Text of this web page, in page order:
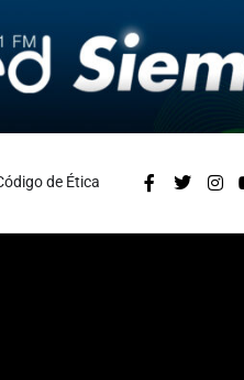
de Ética